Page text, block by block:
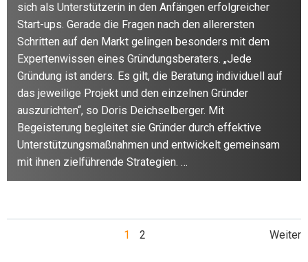
sich als Unterstützerin in den Anfängen erfolgreicher
Start-ups. Gerade die Fragen nach den allerersten
Schritten auf den Markt gelingen besonders mit dem
Expertenwissen eines Gründungsberaters. „Jede
Gründung ist anders. Es gilt, die Beratung individuell auf
das jeweilige Projekt und den einzelnen Gründer
auszurichten“, so Doris Deichselberger. Mit
Begeisterung begleitet sie Gründer durch effektive
Unterstützungsmaßnahmen und entwickelt gemeinsam
mit ihnen zielführende Strategien. …
Page
1 Page
2 Weiter